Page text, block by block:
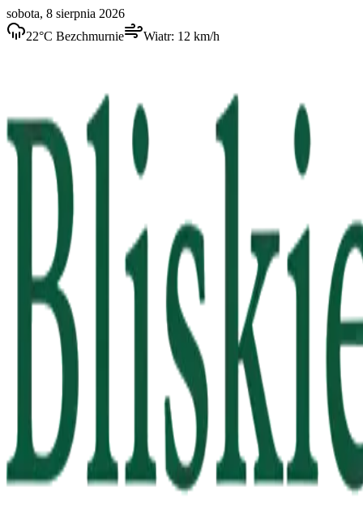
sobota, 8 sierpnia 2026
22°C Bezchmurnie Wiatr: 12 km/h